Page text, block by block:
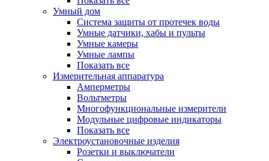
Умный дом
Система защиты от протечек воды
Умные датчики, хабы и пульты
Умные камеры
Умные лампы
Показать все
Измерительная аппаратура
Амперметры
Вольтметры
Многофункциональные измерители
Модульные цифровые индикаторы
Показать все
Электроустановочные изделия
Розетки и выключатели